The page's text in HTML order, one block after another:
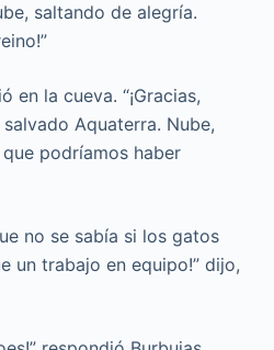
saltando de alegría.
en la cueva. “¡Gracias,
Aquaterra. Nube,
podríamos haber
no se sabía si los gatos
un trabajo en equipo!” dijo,